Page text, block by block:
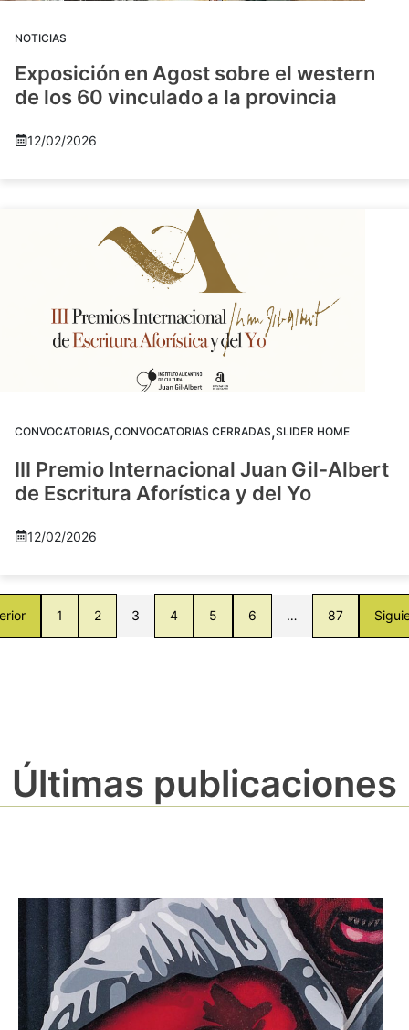
NOTICIAS
Exposición en Agost sobre el western
de los 60 vinculado a la provincia
12/02/2026
CONVOCATORIAS,CONVOCATORIAS CERRADAS,SLIDER HOME
III Premio Internacional Juan Gil-Albert
de Escritura Aforística y del Yo
12/02/2026
1 2 3 4 5 6 … 87
Últimas publicaciones